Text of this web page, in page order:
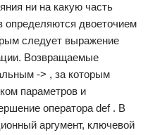
ни на какую часть
определяются двоеточием
следует выражение
Возвращаемые
-> , за которым
параметров и
оператора def . В
аргумент, ключевой